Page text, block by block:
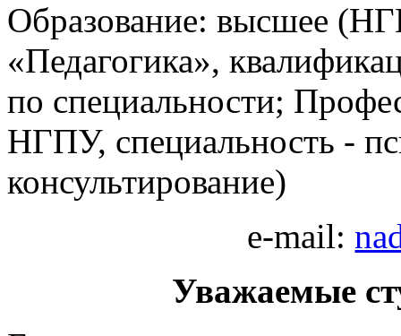
Образование: высшее
«Педагогика»,
по специальности;
НГПУ, специальность -
консультирование)
e-mail:
Уважаемые